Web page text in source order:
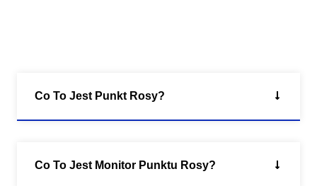
Co To Jest Punkt Rosy?
Co To Jest Monitor Punktu Rosy?